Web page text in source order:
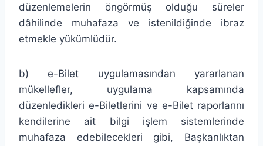
düzenlemelerin öngörmüş olduğu süreler
dâhilinde muhafaza ve istenildiğinde ibraz
etmekle yükümlüdür.
b) e-Bilet uygulamasından yararlanan
mükellefler, uygulama kapsamında
düzenledikleri e-Biletlerini ve e-Bilet raporlarını
kendilerine ait bilgi işlem sistemlerinde
muhafaza edebilecekleri gibi, Başkanlıktan